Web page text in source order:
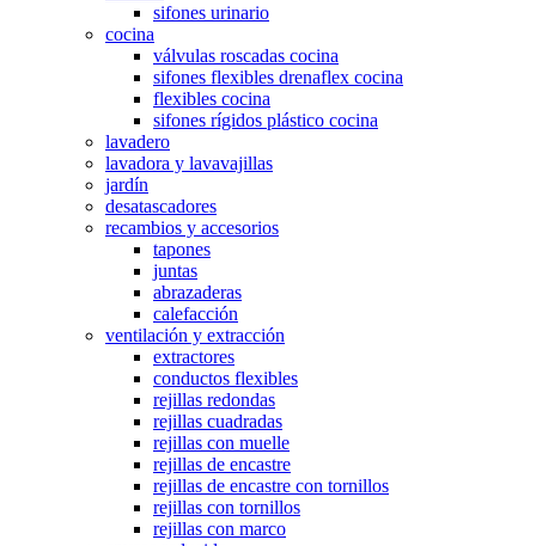
sifones urinario
cocina
válvulas roscadas cocina
sifones flexibles drenaflex cocina
flexibles cocina
sifones rígidos plástico cocina
lavadero
lavadora y lavavajillas
jardín
desatascadores
recambios y accesorios
tapones
juntas
abrazaderas
calefacción
ventilación y extracción
extractores
conductos flexibles
rejillas redondas
rejillas cuadradas
rejillas con muelle
rejillas de encastre
rejillas de encastre con tornillos
rejillas con tornillos
rejillas con marco